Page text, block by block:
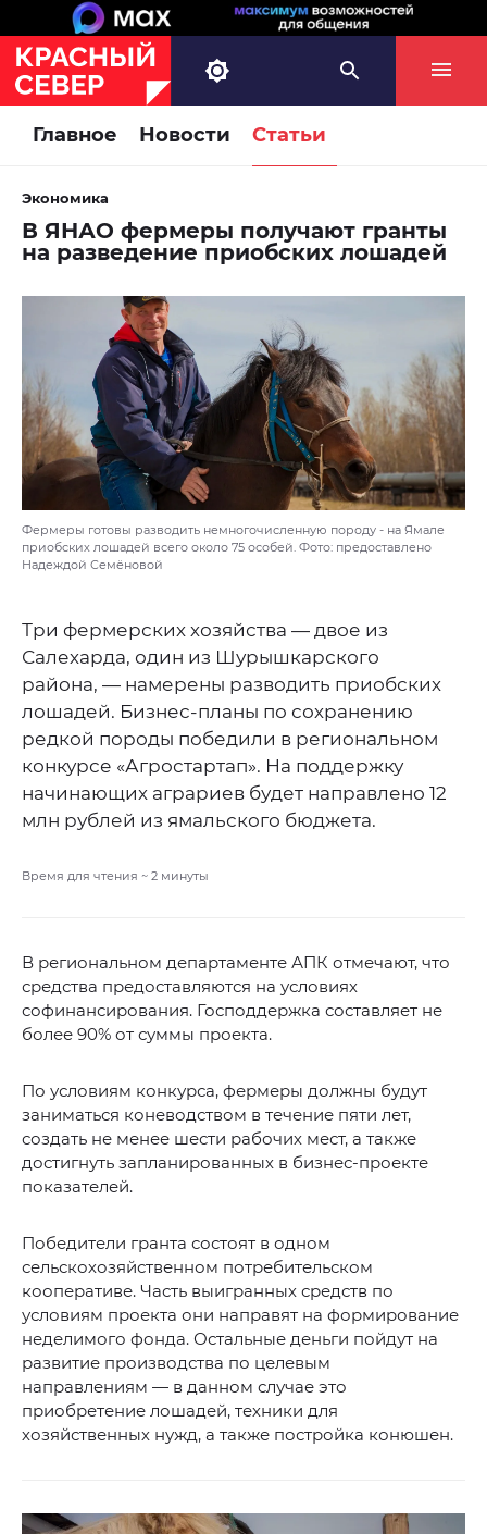
Главное Новости Статьи
Экономика
В ЯНАО фермеры получают гранты
на разведение приобских лошадей
Фермеры готовы разводить немногочисленную породу - на Ямале
приобских лошадей всего около 75 особей. Фото: предоставлено
Надеждой Семёновой
Три фермерских хозяйства — двое из
Салехарда, один из Шурышкарского
района, — намерены разводить приобских
лошадей. Бизнес-планы по сохранению
редкой породы победили в региональном
конкурсе «Агростартап». На поддержку
начинающих аграриев будет направлено 12
млн рублей из ямальского бюджета.
Время для чтения ~ 2 минуты
В региональном департаменте АПК отмечают, что
средства предоставляются на условиях
софинансирования. Господдержка составляет не
более 90% от суммы проекта.
По условиям конкурса, фермеры должны будут
заниматься коневодством в течение пяти лет,
создать не менее шести рабочих мест, а также
достигнуть запланированных в бизнес-проекте
показателей.
Победители гранта состоят в одном
сельскохозяйственном потребительском
кооперативе. Часть выигранных средств по
условиям проекта они направят на формирование
неделимого фонда. Остальные деньги пойдут на
развитие производства по целевым
направлениям — в данном случае это
приобретение лошадей, техники для
хозяйственных нужд, а также постройка конюшен.